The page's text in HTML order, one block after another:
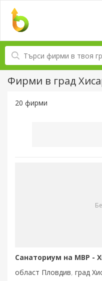
Фирми в град
20 фирми
Санаториум на МВР -
област Пловдив, град